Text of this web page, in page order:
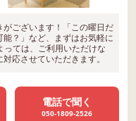
ございます！「この曜日だ
？」など、まずはお気軽に
ては、ご利用いただけな
応させていただきます。
電話で聞く
050-1809-2526